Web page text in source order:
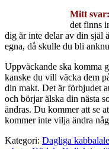
Mitt svar:
det finns
dig är inte delar av din själ
egna, då skulle du bli
Uppväckande ska komma
kanske du vill väcka dem
din makt. Det är förbjudet
och börjar älska din nästa
ändras. Du kommer att se
kommer inte vilja ändra
Kategori: Dagliga